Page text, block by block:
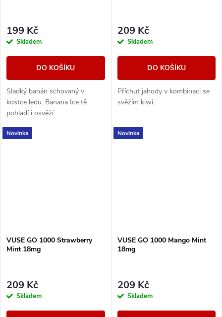
199 Kč
Skladem
DO KOŠÍKU
Sladký banán schovaný v
kostce ledu. Banana Ice tě
pohladí i osvěží.
209 Kč
Skladem
DO KOŠÍKU
Příchuť jahody v kombinaci se
svěžím kiwi.
Novinka
VUSE GO 1000 Strawberry
Mint 18mg
209 Kč
Skladem
Novinka
VUSE GO 1000 Mango Mint
18mg
209 Kč
Skladem